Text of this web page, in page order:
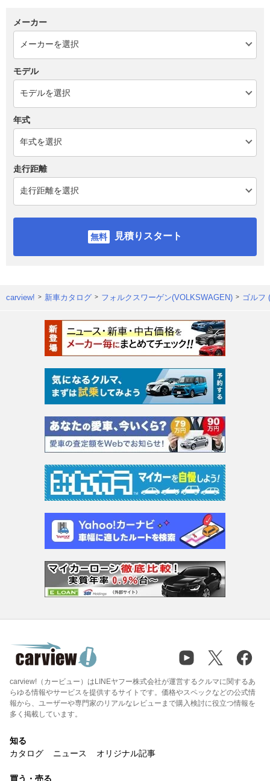
メーカー
モデル
年式
走行距離
見積りスタート
carview! 新車カタログ フォルクスワーゲン(VOLKSWAGEN) ゴルフ
carview!（カービュー）はLINEヤフー株式会社が運営するクルマに関するあ
らゆる情報やサービスを提供するサイトです。価格やスペックなどの公式情
報から、ユーザーや専門家のリアルなレビューまで購入検討に役立つ情報を
多く掲載しています。
知る
カタログ
ニュース オリジナル記事
買う・売る